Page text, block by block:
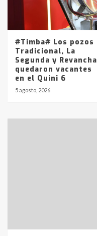
#Timba# Los pozos
Tradicional, La
Segunda y Revancha
quedaron vacantes
en el Quini 6
5 agosto, 2026